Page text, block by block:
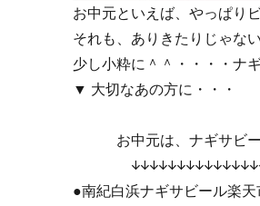
お中元といえば、やっぱり
それも、ありきたりじゃな
少し小粋に＾＾・・・・ナ
▼ 大切なあの方に・・・
お中元は、ナギサビー
●南紀白浜ナギサビール楽